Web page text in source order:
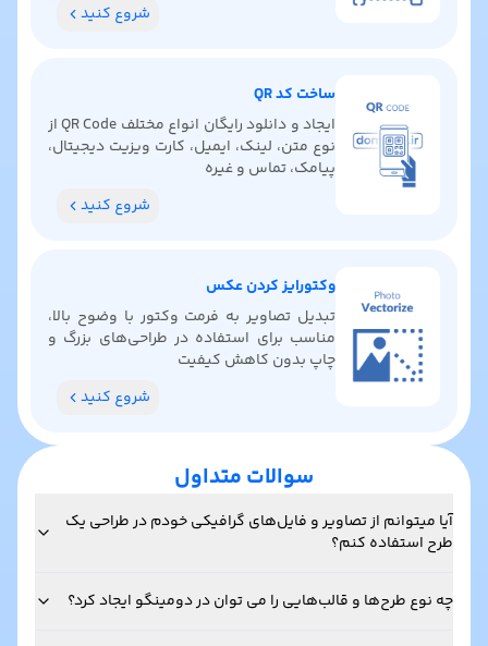
شروع کنید
ساخت کد QR
ایجاد و دانلود رایگان انواع مختلف QR Code از
نوع متن، لینک، ایمیل، کارت ویزیت دیجیتال،
پیامک، تماس و غیره
شروع کنید
وکتورایز کردن عکس
تبدیل تصاویر به فرمت وکتور با وضوح بالا،
مناسب برای استفاده در طراحی‌های بزرگ و
چاپ بدون کاهش کیفیت
شروع کنید
سوالات متداول
آیا میتوانم از تصاویر و فایل‌های گرافیکی خودم در طراحی یک
طرح استفاده کنم؟
چه نوع طرح‌ها و قالب‌هایی را می توان در دومینگو ایجاد کرد؟